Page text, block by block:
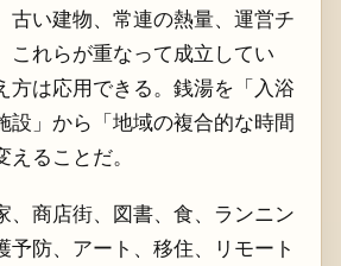
古い建物、常連の熱量、運営チ
これらが重なって成立してい
方は応用できる。銭湯を「入浴
設」から「地域の複合的な時間
ることだ。
、商店街、図書、食、ランニン
予防、アート、移住、リモート